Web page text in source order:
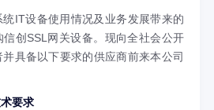
IT设备使用情况及业务发展带来的
创SSL网关设备。现向全社会公开
具备以下要求的供应商前来本公司
要求